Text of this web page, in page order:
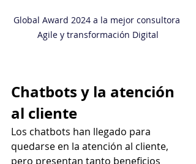
Global Award 2024 a la mejor consultora
Agile y transformación Digital
Chatbots y la atención
al cliente
Los chatbots han llegado para
quedarse en la atención al cliente,
pero presentan tanto beneficios